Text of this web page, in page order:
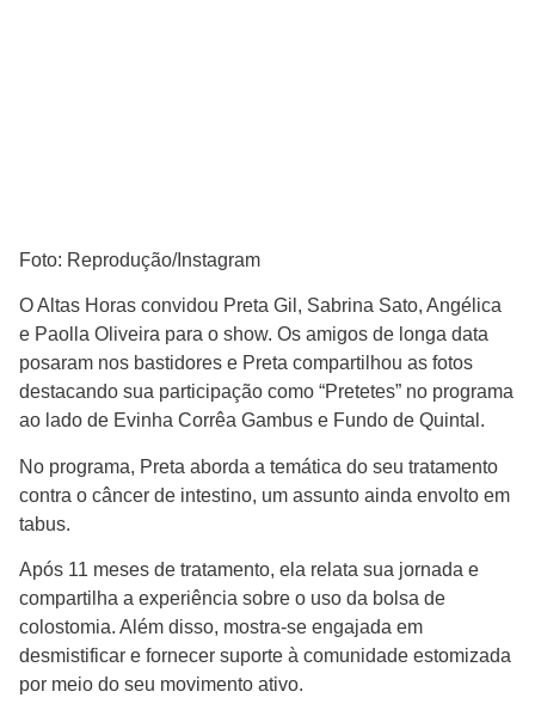
Foto: Reprodução/Instagram
O Altas Horas convidou Preta Gil, Sabrina Sato, Angélica
e Paolla Oliveira para o show. Os amigos de longa data
posaram nos bastidores e Preta compartilhou as fotos
destacando sua participação como “Pretetes” no programa
ao lado de Evinha Corrêa Gambus e Fundo de Quintal.
No programa, Preta aborda a temática do seu tratamento
contra o câncer de intestino, um assunto ainda envolto em
tabus.
Após 11 meses de tratamento, ela relata sua jornada e
compartilha a experiência sobre o uso da bolsa de
colostomia. Além disso, mostra-se engajada em
desmistificar e fornecer suporte à comunidade estomizada
por meio do seu movimento ativo.